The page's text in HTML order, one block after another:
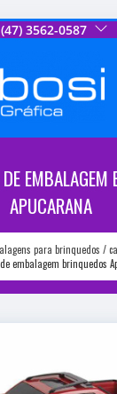
(47) 3562-0587
EMBALAGEM
APUCARANA
para brinquedos
embalagem brinquedos